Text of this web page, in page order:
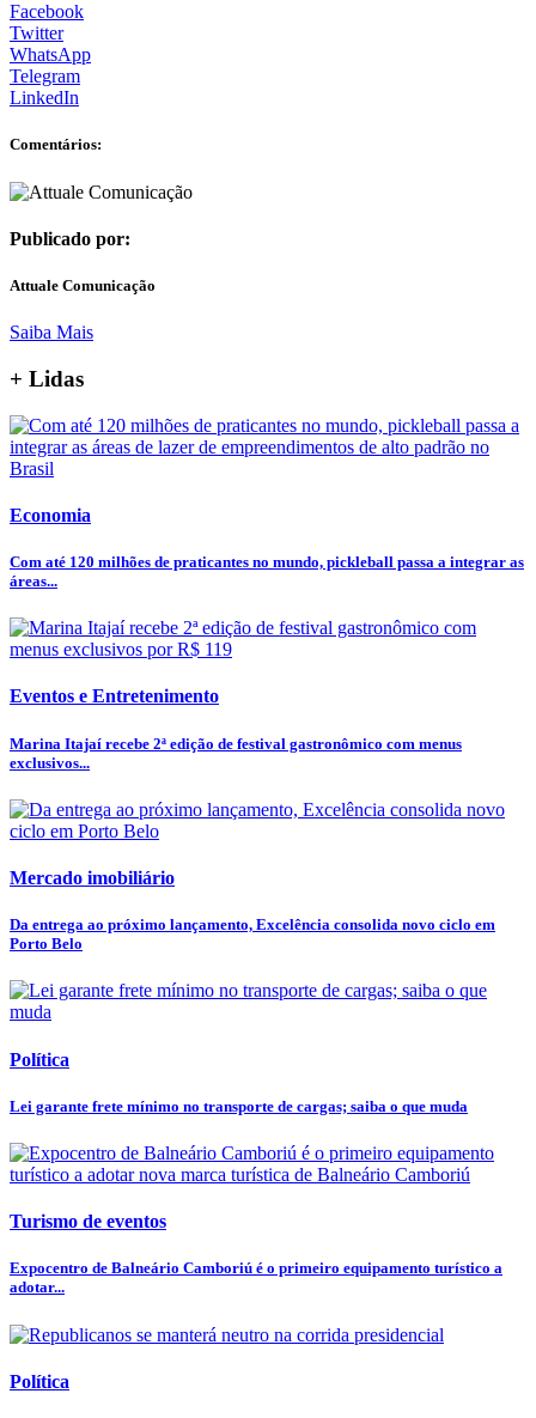
Facebook
Twitter
WhatsApp
Telegram
LinkedIn
Comentários:
Publicado por:
Attuale Comunicação
Saiba Mais
+ Lidas
Economia
Com até 120 milhões de praticantes no mundo, pickleball passa a integrar as
áreas...
Eventos e Entretenimento
Marina Itajaí recebe 2ª edição de festival gastronômico com menus
exclusivos...
Mercado imobiliário
Da entrega ao próximo lançamento, Excelência consolida novo ciclo em
Porto Belo
Política
Lei garante frete mínimo no transporte de cargas; saiba o que muda
Turismo de eventos
Expocentro de Balneário Camboriú é o primeiro equipamento turístico a
adotar...
Política